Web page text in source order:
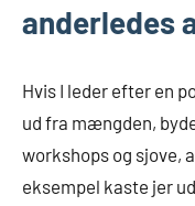
anderledes
Hvis I leder efter en
ud fra mængden,
workshops og sjove,
eksempel kaste jer